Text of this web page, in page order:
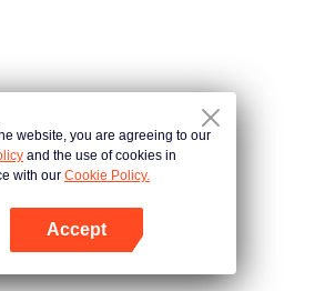
website, you are agreeing to our
and the use of cookies in
with our Cookie Policy.
Accept